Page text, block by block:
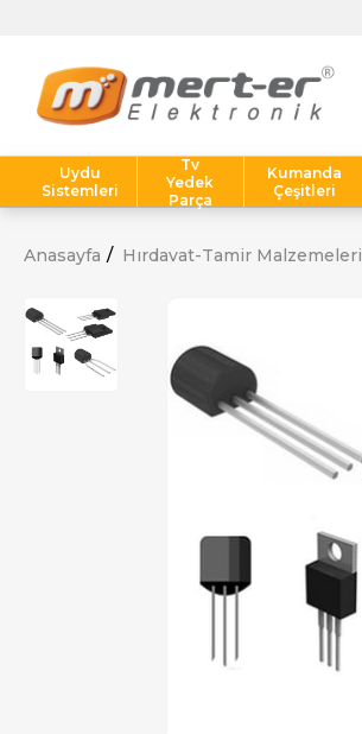
Uydu
Sistemleri
Tv
Yedek
Parça
Kumanda
Çeşitleri
Anasayfa Hırdavat-Tamir Malzemeleri